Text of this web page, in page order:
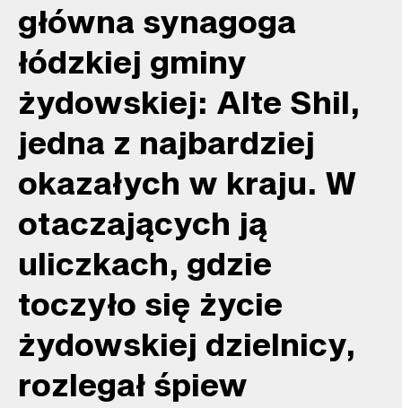
główna synagoga
łódzkiej gminy
żydowskiej: Alte Shil,
jedna z najbardziej
okazałych w kraju. W
otaczających ją
uliczkach, gdzie
toczyło się życie
żydowskiej dzielnicy,
rozlegał śpiew